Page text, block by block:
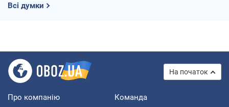
Всі думки
На початок
Про компанію Команда